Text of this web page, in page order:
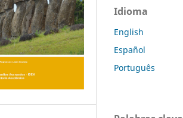
Idioma
English
Español
Português